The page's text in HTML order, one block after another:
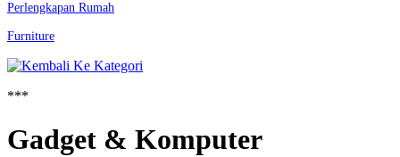
Perlengkapan Rumah
Furniture
***
Gadget & Komputer